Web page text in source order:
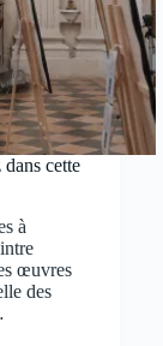
cette
à
œuvres
des